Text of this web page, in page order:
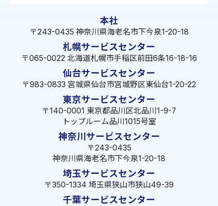
本社
〒243-0435 神奈川県海老名市下今泉1-20-18
札幌サービスセンター
〒065-0022 北海道札幌市手稲区前田6条16-18-16
仙台サービスセンター
〒983-0833 宮城県仙台市宮城野区東仙台1-20-22
東京サービスセンター
〒140-0001 東京都品川区北品川1-9-7
トップルーム品川1015号室
神奈川サービスセンター
〒243-0435
神奈川県海老名市下今泉1-20-18
埼玉サービスセンター
〒350-1334 埼玉県狭山市狭山49-39
千葉サービスセンター